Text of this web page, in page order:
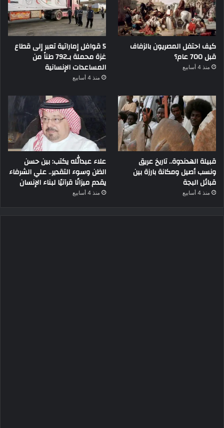
كيف احتفل المصريون بالزفاف
قبل 700 عام؟
منذ 4 أسابيع
5 قوافل إماراتية تعبر إلى قطاع
غزة محملة بـ792 طناً من
المساعدات الإنسانية
منذ 4 أسابيع
قبيلة الهدندوة.. تاريخ عريق
ونسب أصيل ومكانة بارزة بين
قبائل البجة
منذ 4 أسابيع
علاء عبدالله يكتب: بين حسن
الظن وسوء التقدير.. علي الشرفاء
يقدم ميزانًا قرآنيًا لبناء الإنسان
منذ 4 أسابيع